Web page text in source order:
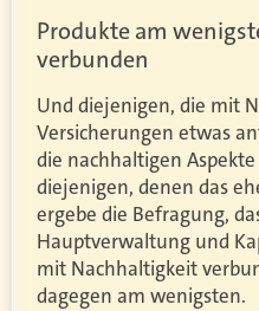
Produkte am
verbunden
Und diejenigen, die mit
Versicherungen etwas
die nachhaltigen
diejenigen, denen das
ergebe die Befragung,
Hauptverwaltung und
mit Nachhaltigkeit
dagegen am wenigsten.